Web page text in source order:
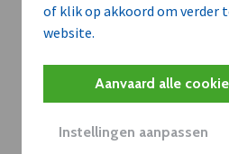
of klik op akkoord om verder
website.
Aanvaard alle
Instellingen aanpassen
Artikels zoals deze brengen het
zakelijke context — met inzicht
strategische bewegingen.
WAAROM BEDRIJVEN DVO